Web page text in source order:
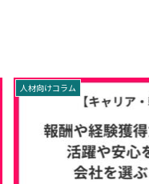
人材向けコラム